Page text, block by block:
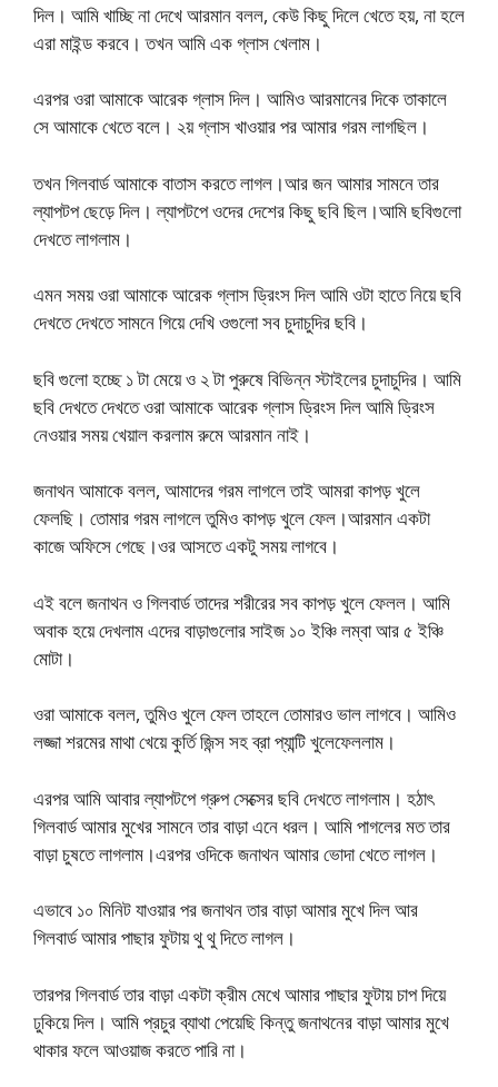
দিল। আমি খাচ্ছি না দেখে আরমান বলল, কেউ কিছু দিলে খেতে হয়, না হলে
এরা মাইন্ড করবে। তখন আমি এক গ্লাস খেলাম।
এরপর ওরা আমাকে আরেক গ্লাস দিল। আমিও আরমানের দিকে তাকালে
সে আমাকে খেতে বলে। ২য় গ্লাস খাওয়ার পর আমার গরম লাগছিল।
তখন গিলবার্ড আমাকে বাতাস করতে লাগল।আর জন আমার সামনে তার
ল্যাপটপ ছেড়ে দিল। ল্যাপটপে ওদের দেশের কিছু ছবি ছিল।আমি ছবিগুলো
দেখতে লাগলাম।
এমন সময় ওরা আমাকে আরেক গ্লাস ড্রিংস দিল আমি ওটা হাতে নিয়ে ছবি
দেখতে দেখতে সামনে গিয়ে দেখি ওগুলো সব চুদাচুদির ছবি।
ছবি গুলো হচ্ছে ১ টা মেয়ে ও ২ টা পুরুষে বিভিন্ন স্টাইলের চুদাচুদির। আমি
ছবি দেখতে দেখতে ওরা আমাকে আরেক গ্লাস ড্রিংস দিল আমি ড্রিংস
নেওয়ার সময় খেয়াল করলাম রুমে আরমান নাই।
জনাথন আমাকে বলল, আমাদের গরম লাগলে তাই আমরা কাপড় খুলে
ফেলছি। তোমার গরম লাগলে তুমিও কাপড় খুলে ফেল।আরমান একটা
কাজে অফিসে গেছে।ওর আসতে একটু সময় লাগবে।
এই বলে জনাথন ও গিলবার্ড তাদের শরীরের সব কাপড় খুলে ফেলল। আমি
অবাক হয়ে দেখলাম এদের বাড়াগুলোর সাইজ ১০ ইঞ্চি লম্বা আর ৫ ইঞ্চি
মোটা।
ওরা আমাকে বলল, তুমিও খুলে ফেল তাহলে তোমারও ভাল লাগবে। আমিও
লজ্জা শরমের মাথা খেয়ে কুর্তি জিন্স সহ ব্রা প্যান্টি খুলেফেললাম।
এরপর আমি আবার ল্যাপটপে গ্রুপ সেক্সের ছবি দেখতে লাগলাম। হঠাৎ
গিলবার্ড আমার মুখের সামনে তার বাড়া এনে ধরল। আমি পাগলের মত তার
বাড়া চুষতে লাগলাম।এরপর ওদিকে জনাথন আমার ভোদা খেতে লাগল।
এভাবে ১০ মিনিট যাওয়ার পর জনাথন তার বাড়া আমার মুখে দিল আর
গিলবার্ড আমার পাছার ফুটায় থু থু দিতে লাগল।
তারপর গিলবার্ড তার বাড়া একটা ক্রীম মেখে আমার পাছার ফুটায় চাপ দিয়ে
ঢুকিয়ে দিল। আমি প্রচুর ব্যাথা পেয়েছি কিন্তু জনাথনের বাড়া আমার মুখে
থাকার ফলে আওয়াজ করতে পারি না।